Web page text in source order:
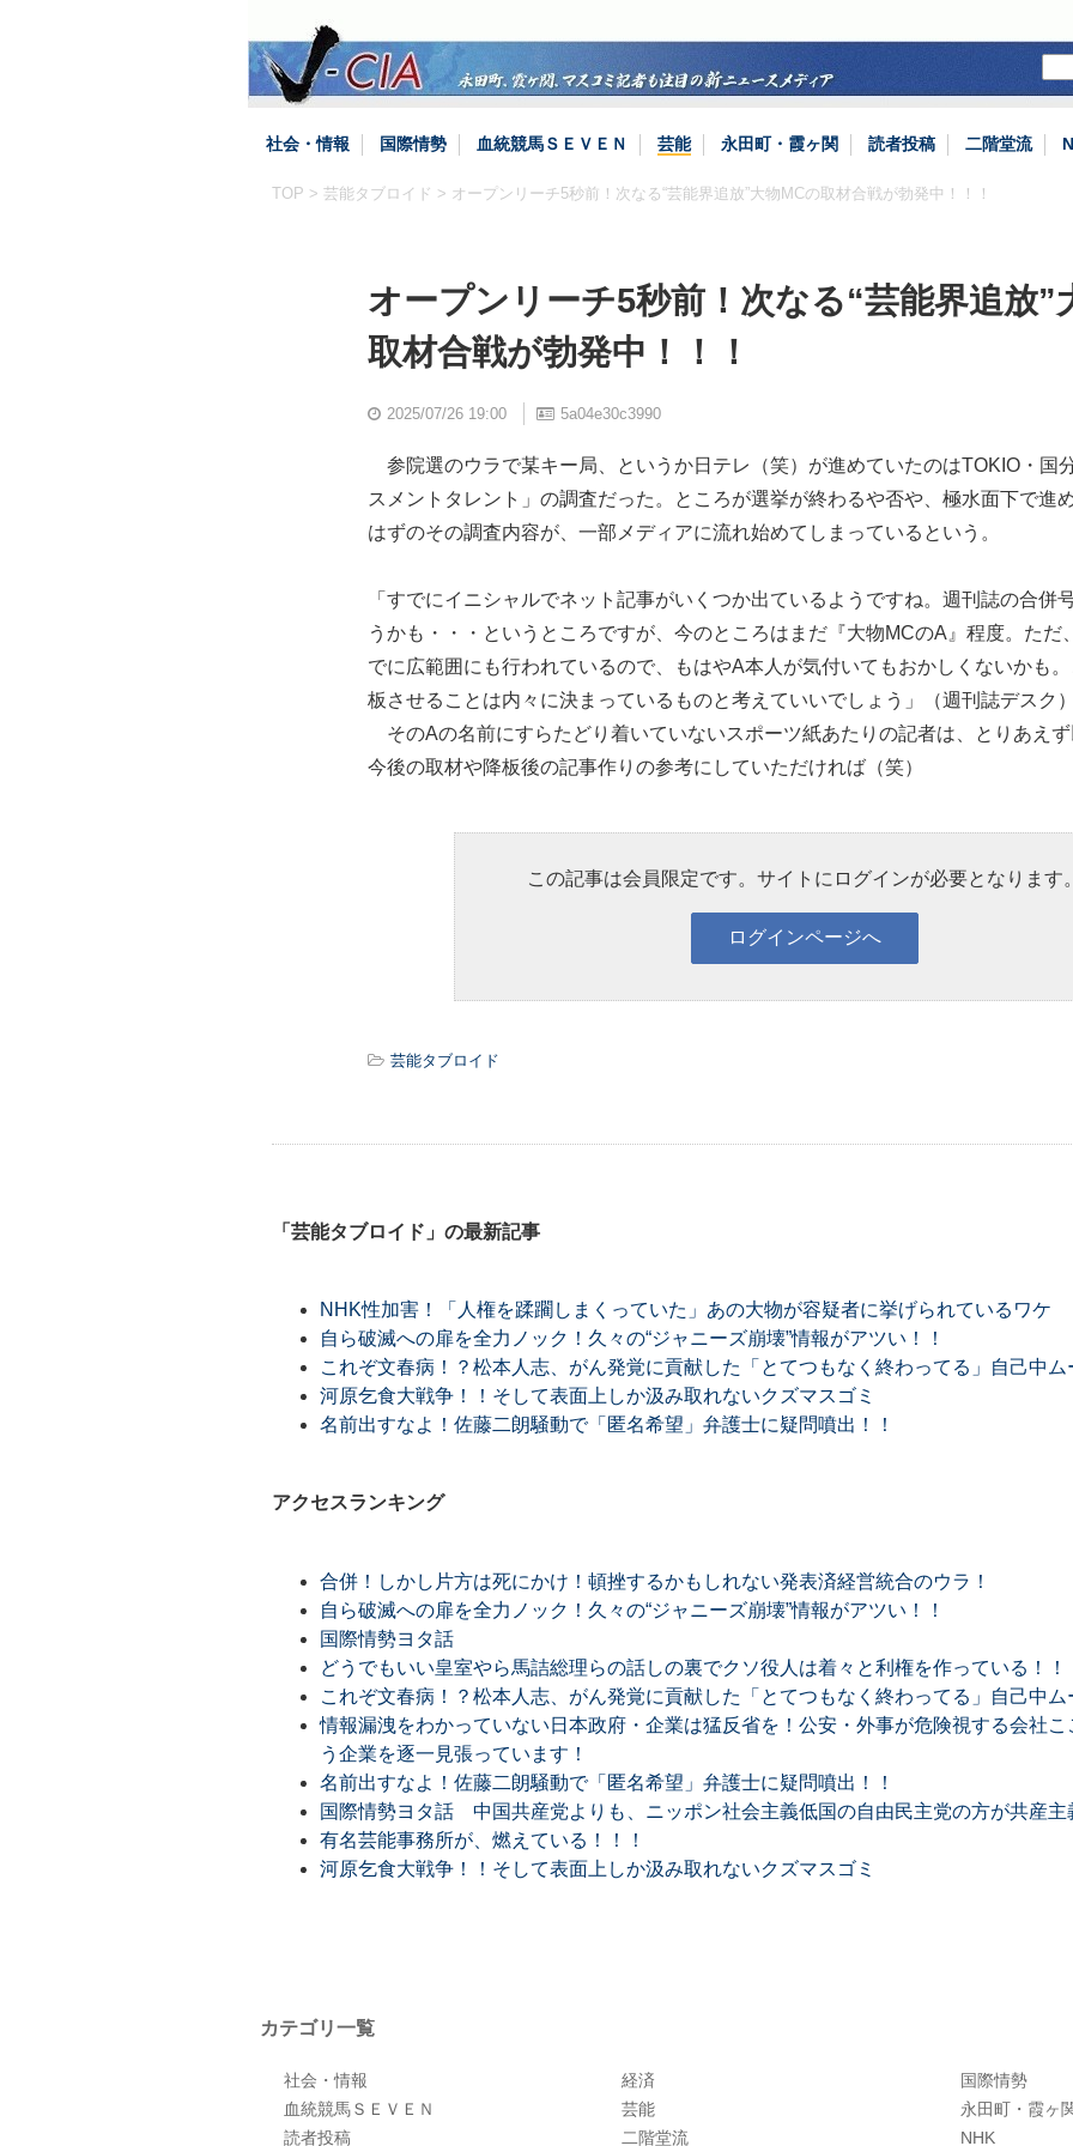
社会・情報 国際情勢 血統競馬ＳＥＶＥＮ 芸能 永田町・霞ヶ関 読者投稿 二階堂流
TOP > 芸能タブロイド > オープンリーチ5秒前！次なる“芸能界追放”大物MCの取材合戦が勃発中！！！
オープンリーチ5秒前！次なる“芸能界追放”
取材合戦が勃発中！！！
2025/07/26 19:00 5a04e30c3990
参院選のウラで某キー局、というか日テレ（笑）が進めていたのはTOKIO・国
スメントタレント」の調査だった。ところが選挙が終わるや否や、極水面下で進
はずのその調査内容が、一部メディアに流れ始めてしまっているという。
「すでにイニシャルでネット記事がいくつか出ているようですね。週刊誌の合併
うかも・・・というところですが、今のところはまだ『大物MCのA』程度。ただ
でに広範囲にも行われているので、もはやA本人が気付いてもおかしくないかも
板させることは内々に決まっているものと考えていいでしょう」（週刊誌デスク
そのAの名前にすらたどり着いていないスポーツ紙あたりの記者は、とりあえ
今後の取材や降板後の記事作りの参考にしていただければ（笑）
この記事は会員限定です。サイトにログインが必要となります
芸能タブロイド
「芸能タブロイド」の最新記事
NHK性加害！「人権を蹂躙しまくっていた」あの大物が容疑者に挙げられているワケ
自ら破滅への扉を全力ノック！久々の“ジャニーズ崩壊”情報がアツい！！
これぞ文春病！？松本人志、がん発覚に貢献した「とてつもなく終わってる」自己中ム
河原乞食大戦争！！そして表面上しか汲み取れないクズマスゴミ
名前出すなよ！佐藤二朗騒動で「匿名希望」弁護士に疑問噴出！！
アクセスランキング
合併！しかし片方は死にかけ！頓挫するかもしれない発表済経営統合のウラ！
自ら破滅への扉を全力ノック！久々の“ジャニーズ崩壊”情報がアツい！！
国際情勢ヨタ話
どうでもいい皇室やら馬詰総理らの話しの裏でクソ役人は着々と利権を作っている！！
これぞ文春病！？松本人志、がん発覚に貢献した「とてつもなく終わってる」自己中ム
情報漏洩をわかっていない日本政府・企業は猛反省を！公安・外事が危険視する会社
う企業を逐一見張っています！
名前出すなよ！佐藤二朗騒動で「匿名希望」弁護士に疑問噴出！！
国際情勢ヨタ話 中国共産党よりも、ニッポン社会主義低国の自由民主党の方が共産主
有名芸能事務所が、燃えている！！！
河原乞食大戦争！！そして表面上しか汲み取れないクズマスゴミ
カテゴリ一覧
社会・情報 経済
国際情勢
血統競馬ＳＥＶＥＮ
芸能
永田町・霞ヶ
読者投稿
二階堂流 NHK